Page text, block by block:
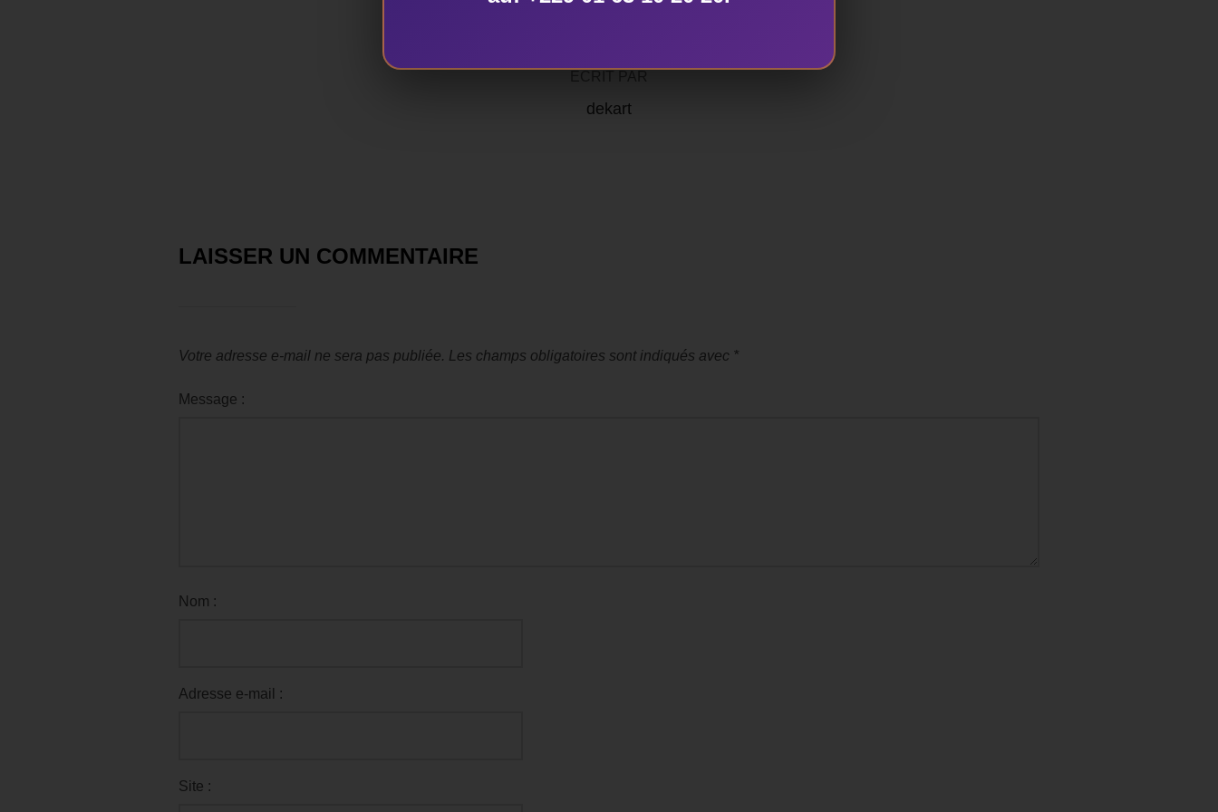
dekart
LAISSER UN COMMENTAIRE
Votre adresse e-mail ne sera pas publiée. Les champs obligatoires sont indiqués avec *
Message :
Nom :
Adresse e-mail :
Site :